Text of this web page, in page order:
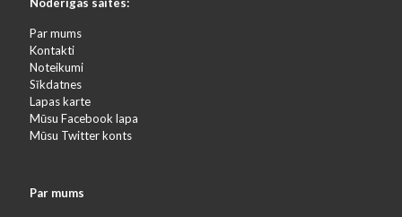
Par mums
Kontakti
Noteikumi
Sīkdatnes
Lapas karte
Mūsu Facebook lapa
Mūsu Twitter konts
Par mums